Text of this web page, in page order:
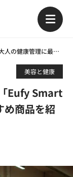
大人の健康管理に最適！Anker「Eufy Smart Scale」シリーズの魅力とおすすめ商品を紹介
美容と健康
Eufy Smart
め商品を紹